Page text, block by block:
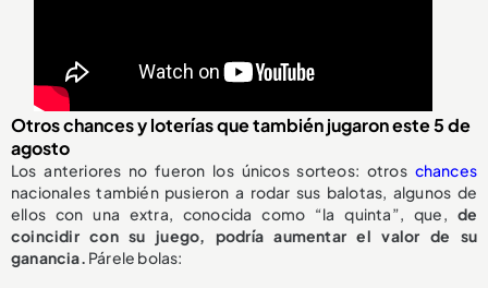
Otros chances y loterías que también jugaron este 5 de
agosto
Los anteriores no fueron los únicos sorteos: otros chances
nacionales también pusieron a rodar sus balotas, algunos de
ellos con una extra, conocida como “la quinta”, que, de
coincidir con su juego, podría aumentar el valor de su
ganancia. Párele bolas: